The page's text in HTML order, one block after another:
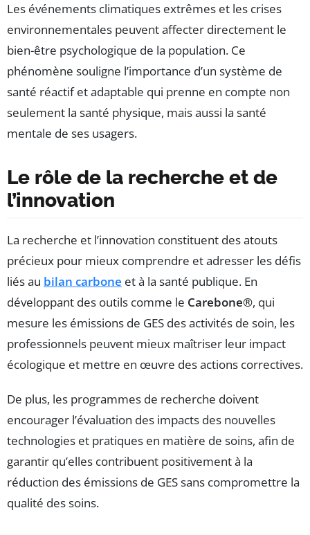
Les événements climatiques extrêmes et les crises
environnementales peuvent affecter directement le
bien-être psychologique de la population. Ce
phénomène souligne l’importance d’un système de
santé réactif et adaptable qui prenne en compte non
seulement la santé physique, mais aussi la santé
mentale de ses usagers.
Le rôle de la recherche et de
l’innovation
La recherche et l’innovation constituent des atouts
précieux pour mieux comprendre et adresser les défis
liés au bilan carbone et à la santé publique. En
développant des outils comme le Carebone®, qui
mesure les émissions de GES des activités de soin, les
professionnels peuvent mieux maîtriser leur impact
écologique et mettre en œuvre des actions correctives.
De plus, les programmes de recherche doivent
encourager l’évaluation des impacts des nouvelles
technologies et pratiques en matière de soins, afin de
garantir qu’elles contribuent positivement à la
réduction des émissions de GES sans compromettre la
qualité des soins.